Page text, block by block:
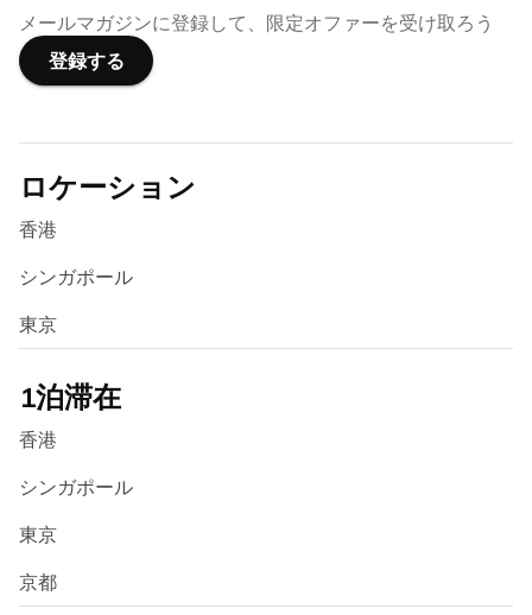
メールマガジンに登録して、限定オファーを受け取ろう
登録する
ロケーション
香港
シンガポール
東京
1泊滞在
香港
シンガポール
東京
京都